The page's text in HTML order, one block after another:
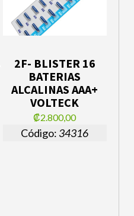
2F- BLISTER 16
BATERIAS
ALCALINAS AAA+
VOLTECK
₡2.800,00
Código: 34316